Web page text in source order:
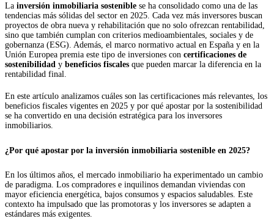
La inversión inmobiliaria sostenible se ha consolidado como una de las
tendencias más sólidas del sector en 2025. Cada vez más inversores buscan
proyectos de obra nueva y rehabilitación que no solo ofrezcan rentabilidad,
sino que también cumplan con criterios medioambientales, sociales y de
gobernanza (ESG). Además, el marco normativo actual en España y en la
Unión Europea premia este tipo de inversiones con certificaciones de
sostenibilidad y beneficios fiscales que pueden marcar la diferencia en la
rentabilidad final.
En este artículo analizamos cuáles son las certificaciones más relevantes, los
beneficios fiscales vigentes en 2025 y por qué apostar por la sostenibilidad
se ha convertido en una decisión estratégica para los inversores
inmobiliarios.
¿Por qué apostar por la inversión inmobiliaria sostenible en 2025?
En los últimos años, el mercado inmobiliario ha experimentado un cambio
de paradigma. Los compradores e inquilinos demandan viviendas con
mayor eficiencia energética, bajos consumos y espacios saludables. Este
contexto ha impulsado que las promotoras y los inversores se adapten a
estándares más exigentes.